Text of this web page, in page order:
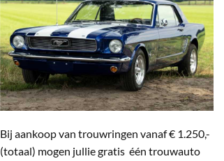
Bij aankoop van trouwringen vanaf € 1.250,-
(totaal) mogen jullie gratis één trouwauto